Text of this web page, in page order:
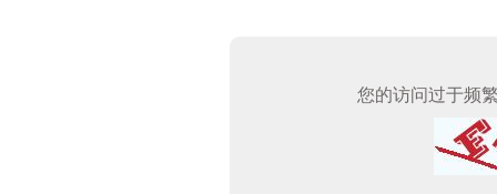
您的访问过于频